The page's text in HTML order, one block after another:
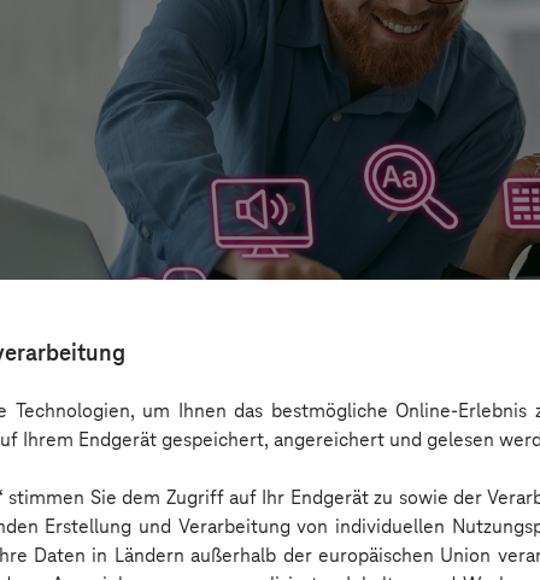
Technologien, um Ihnen das bestmögliche Online-
Ihrem Endgerät gespeichert, angereichert und gelesen
Sie dem Zugriff auf Ihr Endgerät zu sowie der
Erstellung und Verarbeitung von individuellen
Daten in Ländern außerhalb der europäischen Union
nicht Barrierefreiheit ersetzen